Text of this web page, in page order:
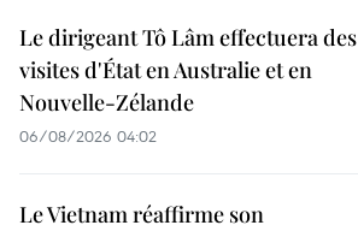
Le dirigeant Tô Lâm effectuera des
visites d'État en Australie et en
Nouvelle-Zélande
06/08/2026 04:02
Le Vietnam réaffirme son